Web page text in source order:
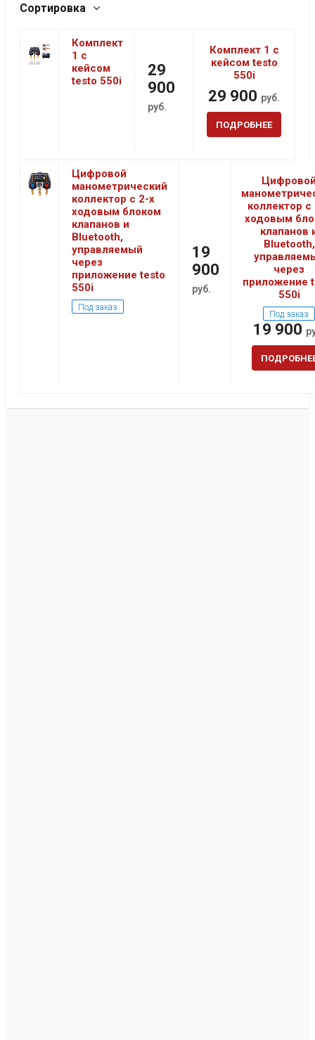
Сортировка
Комплект
1 с
кейсом
testo 550i
29
900
руб.
Комплект 1 с
кейсом testo
550i
29 900 руб.
ПОДРОБНЕЕ
Цифровой
манометрический
коллектор с 2-х
ходовым блоком
клапанов и
Bluetooth,
управляемый
через
приложение testo
550i
Под заказ
19
900
руб.
коллектор с
ходовым
клапанов
Bluetooth,
через
приложение
550i
Под заказ
19 900